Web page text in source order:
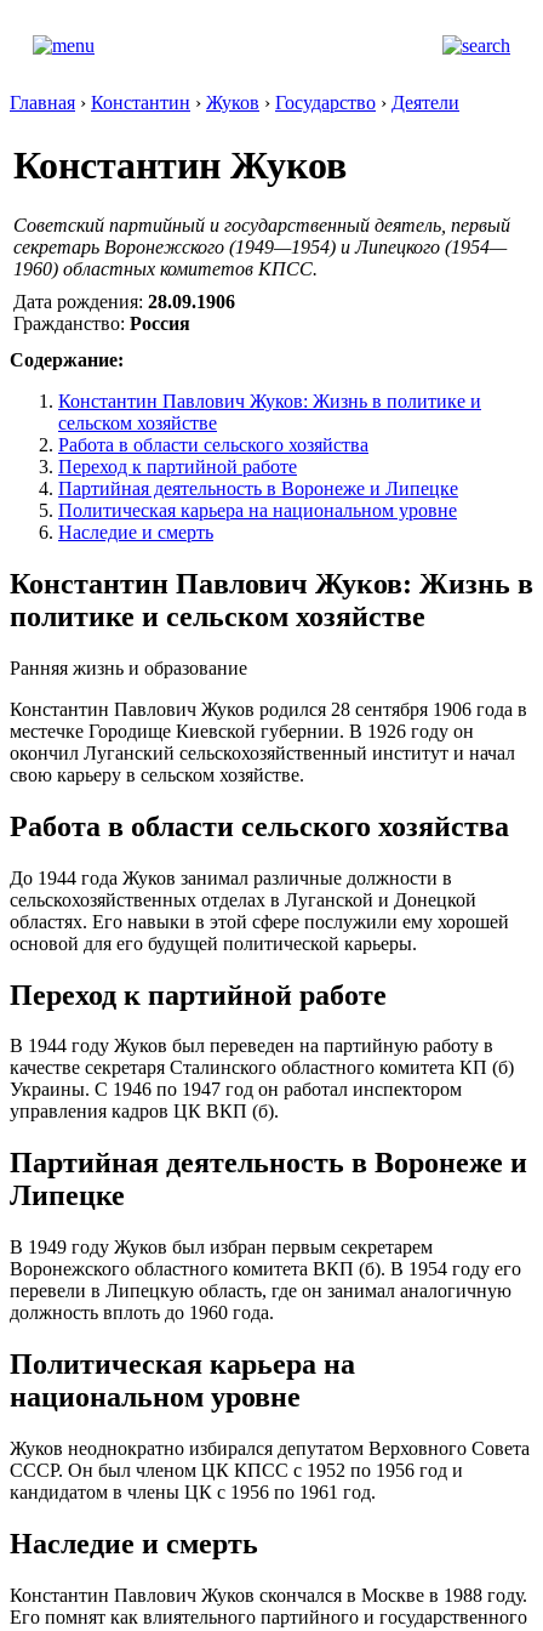
Главная › Константин › Жуков › Государство › Деятели
Константин Жуков
Cоветский партийный и государственный деятель, первый
секретарь Воронежского (1949—1954) и Липецкого (1954—
1960) областных комитетов КПСС.
Дата рождения: 28.09.1906
Гражданство: Россия
Содержание:
Константин Павлович Жуков: Жизнь в политике и
сельском хозяйстве
Работа в области сельского хозяйства
Переход к партийной работе
Партийная деятельность в Воронеже и Липецке
Политическая карьера на национальном уровне
Наследие и смерть
Константин Павлович Жуков: Жизнь в
политике и сельском хозяйстве
Ранняя жизнь и образование
Константин Павлович Жуков родился 28 сентября 1906 года в
местечке Городище Киевской губернии. В 1926 году он
окончил Луганский сельскохозяйственный институт и начал
свою карьеру в сельском хозяйстве.
Работа в области сельского хозяйства
До 1944 года Жуков занимал различные должности в
сельскохозяйственных отделах в Луганской и Донецкой
областях. Его навыки в этой сфере послужили ему хорошей
основой для его будущей политической карьеры.
Переход к партийной работе
В 1944 году Жуков был переведен на партийную работу в
качестве секретаря Сталинского областного комитета КП (б)
Украины. С 1946 по 1947 год он работал инспектором
управления кадров ЦК ВКП (б).
Партийная деятельность в Воронеже и
Липецке
В 1949 году Жуков был избран первым секретарем
Воронежского областного комитета ВКП (б). В 1954 году его
перевели в Липецкую область, где он занимал аналогичную
должность вплоть до 1960 года.
Политическая карьера на
национальном уровне
Жуков неоднократно избирался депутатом Верховного Совета
СССР. Он был членом ЦК КПСС с 1952 по 1956 год и
кандидатом в члены ЦК с 1956 по 1961 год.
Наследие и смерть
Константин Павлович Жуков скончался в Москве в 1988 году.
Его помнят как влиятельного партийного и государственного